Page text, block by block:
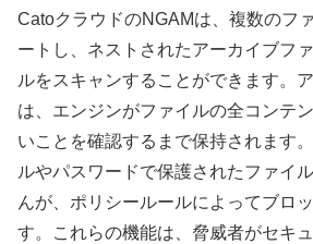
CatoクラウドのNGAMは、複数のフ
ートし、ネストされたアーカイブフ
ルをスキャンすることができます。
は、エンジンがファイルの全コンテ
いことを確認するまで保持されます
ルやパスワードで保護されたファイ
んが、ポリシールールによってブロ
す。これらの機能は、脅威者がセキ